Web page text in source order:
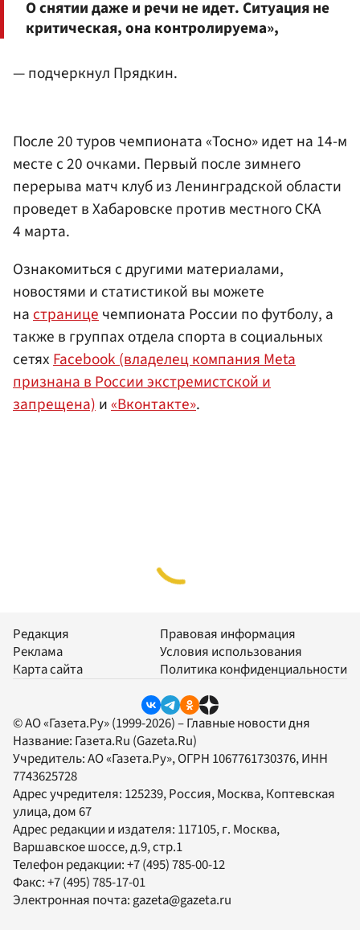
О снятии даже и речи не идет. Ситуация не
критическая, она контролируема»,
— подчеркнул Прядкин.
После 20 туров чемпионата «Тосно» идет на 14-м
месте c 20 очками. Первый после зимнего
перерыва матч клуб из Ленинградской области
проведет в Хабаровске против местного СКА
4 марта.
Ознакомиться с другими материалами,
новостями и статистикой вы можете
настраницечемпионата России по футболу, а
также в группах отдела спорта в социальных
сетяхFacebook (владелец компания Meta
признана в России экстремистской и
запрещена)и«Вконтакте».
Редакция
Реклама
Карта сайта
Правовая информация
Условия использования
Политика конфиденциальности
© АО «Газета.Ру» (1999-2026) – Главные новости дня
Название: Газета.Ru (Gazeta.Ru)
Учредитель:АО «Газета.Ру», ОГРН 1067761730376, ИНН
7743625728
Адрес учредителя: 125239, Россия, Москва, Коптевская
улица, дом 67
Адрес редакции и издателя: 117105, г. Москва,
Варшавское шоссе, д.9, стр.1
Телефон редакции:+7 (495) 785-00-12
Факс:+7 (495) 785-17-01
Электронная почта: gazeta@gazeta.ru